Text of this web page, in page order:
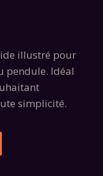
illustré pour
pendule. Idéal
simplicité.